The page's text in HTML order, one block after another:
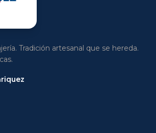
Tradición artesanal que se hereda.